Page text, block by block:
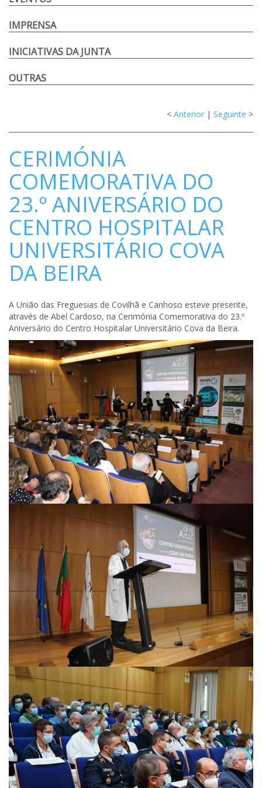
IMPRENSA
INICIATIVAS DA JUNTA
OUTRAS
< Anterior | Seguinte >
CERIMÓNIA
COMEMORATIVA DO
23.º ANIVERSÁRIO DO
CENTRO HOSPITALAR
UNIVERSITÁRIO COVA
DA BEIRA
A União das Freguesias de Covilhã e Canhoso esteve presente,
através de Abel Cardoso, na Cerimónia Comemorativa do 23.º
Aniversário do Centro Hospitalar Universitário Cova da Beira.